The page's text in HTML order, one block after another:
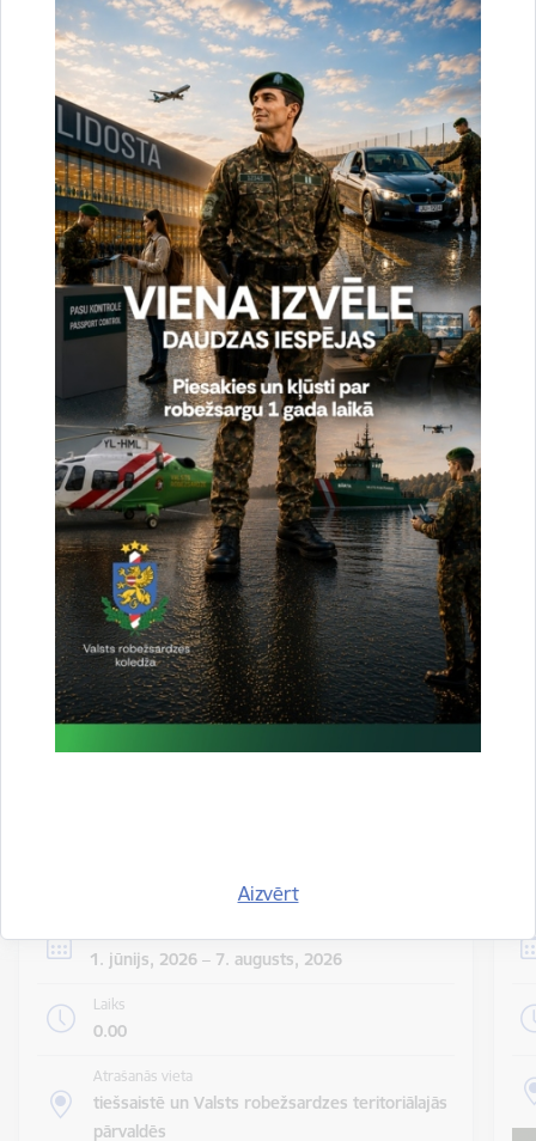
Aizvērt
Noslēgušās Valsts robežsardzes organizētas
starptautiskās operatīvi - taktiskās mācības
“RONIS 2026”
27.07.2026. Sabiedriskie pasākumi
2026. gada 6. augusts uz valsts robežas un
valsts iekšienē
Statistika
2026. gada 5. augusts uz valsts robežas un
valsts iekšienē
06.08.2026. Statistika
Visi jaunumi
1. jūnijs, 2026 – 7. augusts, 2026
Laiks
0.00
Atrašanās vieta
tiešsaistē un Valsts robežsardzes teritoriālajās
pārvaldēs